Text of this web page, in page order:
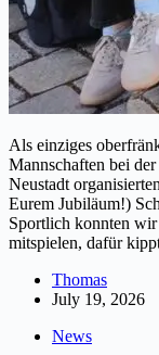
Als einziges
Mannschaften bei
Neustadt
Eurem Jubiläum!)
Sportlich konnten
mitspielen, dafür
Thomas
July 19, 2026
News